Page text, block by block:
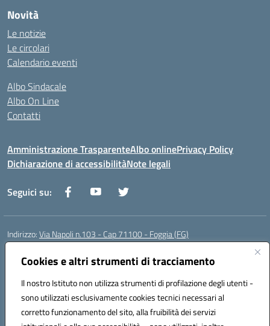
Cookies e altri strumenti di tracciamento
Il nostro Istituto non utilizza strumenti di profilazione degli utenti -
sono utilizzati esclusivamente cookies tecnici necessari al
corretto funzionamento del sito, alla fruibilità dei servizi
Novità
Le notizie
Le circolari
Calendario eventi
Albo Sindacale
Albo On Line
Contatti
Amministrazione TrasparenteAlbo onlinePrivacy Policy
Dichiarazione di accessibilitàNote legali
Seguici su:
Indirizzo:Via Napoli n.103 - Cap 71100 - Foggia (FG)
Centralino:
Posta elettronica certificata (PEC):fgis00800v@pec.istruzione.it
Codice fiscale: 80003280718
Codice meccanografico:FGIS00800V
Codice Indice delle Pubbliche Amministrazioni (IPA): istsc_fgis00800v
Codice unico di fatturazione (CUF): SOLVP8